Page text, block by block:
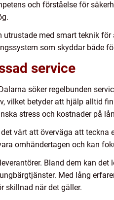
och förståelse för
med smart teknik
som skyddar både
service
söker regelbunden
vilket betyder att hjälp alltid
stress och kostnader på
värt att överväga att
omhändertagen och kan
Bland dem kan
Med lång
skillnad när det gäller.